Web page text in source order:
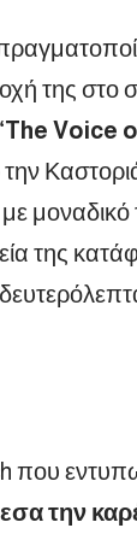
της στο
Voice
της
που
την